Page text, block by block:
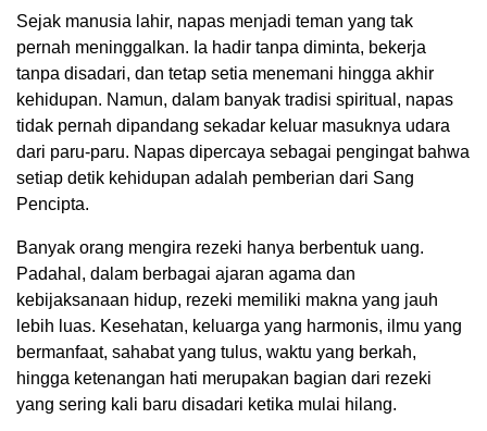
Sejak manusia lahir, napas menjadi teman yang tak
pernah meninggalkan. Ia hadir tanpa diminta, bekerja
tanpa disadari, dan tetap setia menemani hingga akhir
kehidupan. Namun, dalam banyak tradisi spiritual, napas
tidak pernah dipandang sekadar keluar masuknya udara
dari paru-paru. Napas dipercaya sebagai pengingat bahwa
setiap detik kehidupan adalah pemberian dari Sang
Pencipta.
Banyak orang mengira rezeki hanya berbentuk uang.
Padahal, dalam berbagai ajaran agama dan
kebijaksanaan hidup, rezeki memiliki makna yang jauh
lebih luas. Kesehatan, keluarga yang harmonis, ilmu yang
bermanfaat, sahabat yang tulus, waktu yang berkah,
hingga ketenangan hati merupakan bagian dari rezeki
yang sering kali baru disadari ketika mulai hilang.